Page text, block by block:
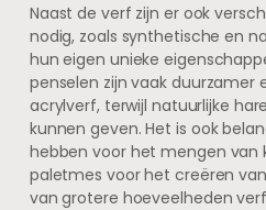
Naast de verf zijn er ook
nodig, zoals synthetische en
hun eigen unieke
penselen zijn vaak duurzamer
acrylverf, terwijl natuurlijke
kunnen geven. Het is ook
hebben voor het mengen van
paletmes voor het creëren
van grotere hoeveelheden